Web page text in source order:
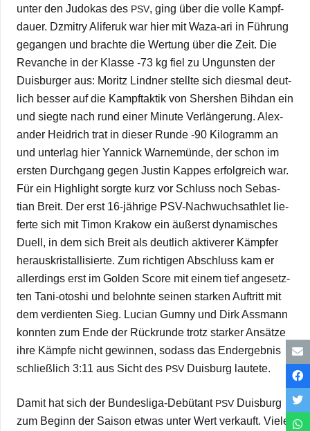
unter den Judo­kas des PSV, ging über die volle Kampf­
dauer. Dzmitry Ali­fe­ruk war hier mit Waza-ari in Füh­rung
gegan­gen und brachte die Wer­tung über die Zeit. Die
Revan­che in der Klasse ‑73 kg fiel zu Unguns­ten der
Duis­bur­ger aus: Moritz Lind­ner stellte sich dies­mal deut­
lich bes­ser auf die Kampf­tak­tik von Shers­hen Bih­dan ein
und siegte nach rund einer Minute Ver­län­ge­rung. Alex­
an­der Heid­rich trat in die­ser Runde ‑90 Kilo­gramm an
und unter­lag hier Yan­nick War­ne­münde, der schon im
ers­ten Durch­gang gegen Jus­tin Kap­pes erfolg­reich war.
Für ein High­light sorgte kurz vor Schluss noch Sebas­
tian Breit. Der erst 16-jäh­­rige PSV-Nach­­wuchs­a­th­­let lie­
ferte sich mit Timon Kra­kow ein äußerst dyna­mi­sches
Duell, in dem sich Breit als deut­lich akti­ve­rer Kämp­fer
her­aus­kris­tal­li­sierte. Zum rich­ti­gen Abschluss kam er
aller­dings erst im Gol­den Score mit einem tief ange­setz­
ten Tani-oto­­shi und belohnte sei­nen star­ken Auf­tritt mit
dem ver­dien­ten Sieg. Lucian Gumny und Dirk Ass­mann
konn­ten zum Ende der Rück­runde trotz star­ker Ansätze
ihre Kämpfe nicht gewin­nen, sodass das End­ergeb­nis
schließ­lich 3:11 aus Sicht des PSV Duis­burg lautete.
Damit hat sich der Bun­­des­­liga-Debü­­tant PSV Duis­burg
zum Beginn der Sai­son etwas unter Wert ver­kauft. Viele